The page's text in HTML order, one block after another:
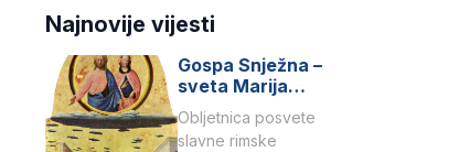
Najnovije vijesti
Gospa Snježna –
sveta Marija
Velika, zaštitnica
rimske bazilike
Obljetnica posvete
slavne rimske